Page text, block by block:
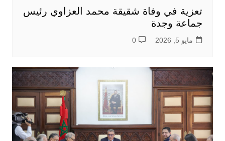
تعزية في وفاة شقيقة محمد العزاوي رئيس
جماعة وجدة
مايو 5, 2026 0